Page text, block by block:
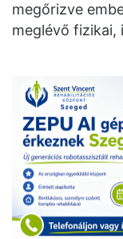
megőrizve
meglévő fizikai,